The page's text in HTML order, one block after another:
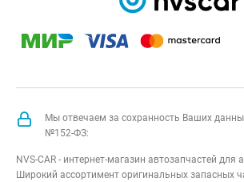
Мы отвечаем за сохранность Ваших
№152-ФЗ:
NVS-CAR - интернет-магазин автозапчастей для
Широкий ассортимент оригинальных запасных